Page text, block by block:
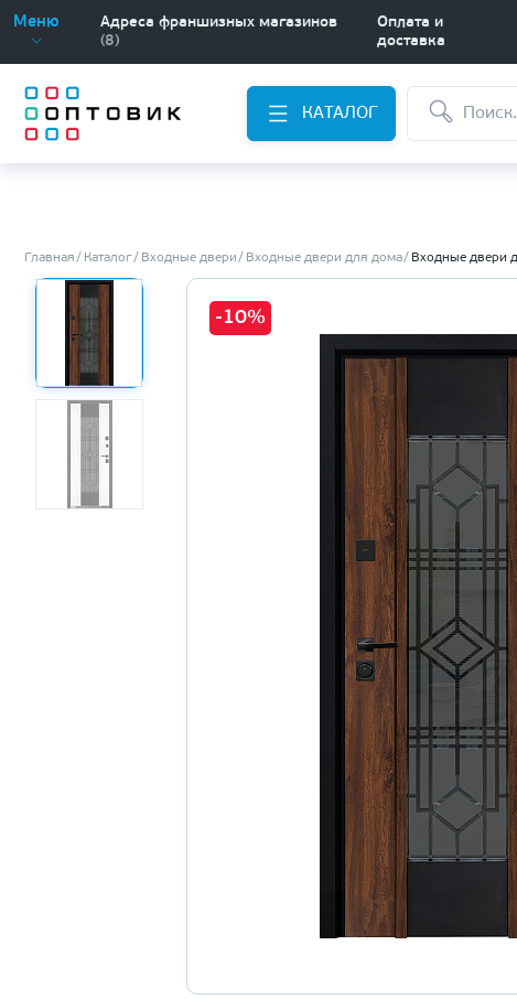
Меню
Адреса франшизных магазинов
(8)
Оплата и
доставка
КАТАЛОГ
Главная Каталог Входные двери Входные двери для дома Входные двери
-10%